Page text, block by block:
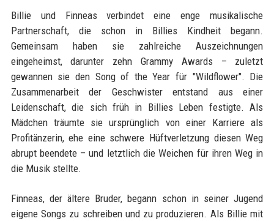
Billie und Finneas verbindet eine enge musikalische
Partnerschaft, die schon in Billies Kindheit begann.
Gemeinsam haben sie zahlreiche Auszeichnungen
eingeheimst, darunter zehn Grammy Awards – zuletzt
gewannen sie den Song of the Year für "Wildflower". Die
Zusammenarbeit der Geschwister entstand aus einer
Leidenschaft, die sich früh in Billies Leben festigte. Als
Mädchen träumte sie ursprünglich von einer Karriere als
Profitänzerin, ehe eine schwere Hüftverletzung diesen Weg
abrupt beendete – und letztlich die Weichen für ihren Weg in
die Musik stellte.
Finneas, der ältere Bruder, begann schon in seiner Jugend
eigene Songs zu schreiben und zu produzieren. Als Billie mit